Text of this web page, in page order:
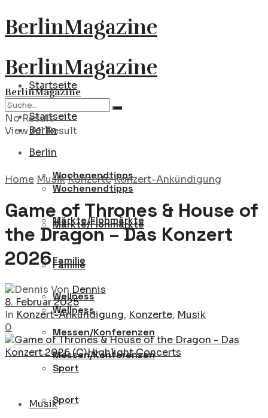
BerlinMagazine
Startseite
Berlin
Wochenendtipps
Märkte/Flohmärkte
Familie
Wellness
Messen/Konferenzen
Sport
BerlinMagazine
Startseite
Berlin
Wochenendtipps
Märkte/Flohmärkte
Familie
Wellness
Messen/Konferenzen
Sport
Musik
BerlinMagazine
No Result
View All Result
Home MusikKonzerteKonzert-Ankündigung
Game of Thrones & House of
the Dragon – Das Konzert
2026
Von Dennis
8. Februar 2025
In Konzert-Ankündigung, Konzerte, Musik
0